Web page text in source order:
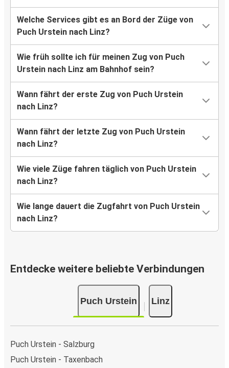
Welche Services gibt es an Bord der Züge von
Puch Urstein nach Linz?
Wie früh sollte ich für meinen Zug von Puch
Urstein nach Linz am Bahnhof sein?
Wann fährt der erste Zug von Puch Urstein
nach Linz?
Wann fährt der letzte Zug von Puch Urstein
nach Linz?
Wie viele Züge fahren täglich von Puch Urstein
nach Linz?
Wie lange dauert die Zugfahrt von Puch Urstein
nach Linz?
Entdecke weitere beliebte Verbindungen
Puch Urstein Linz
Puch Urstein - Salzburg
Puch Urstein - Taxenbach